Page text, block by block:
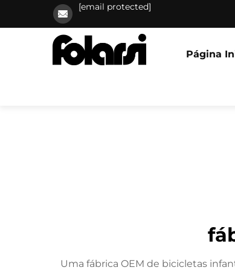
[email protected]
Página
Uma fábrica OEM de bicicletas